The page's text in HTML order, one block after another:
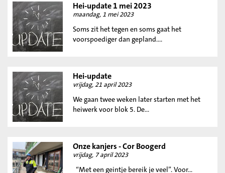
Hei-update 1 mei 2023
maandag, 1 mei 2023
Soms zit het tegen en soms gaat het
voorspoediger dan gepland....
Hei-update
vrijdag, 21 april 2023
We gaan twee weken later starten met het
heiwerk voor blok 5. De...
Onze kanjers - Cor Boogerd
vrijdag, 7 april 2023
“Met een geintje bereik je veel”. Voor...